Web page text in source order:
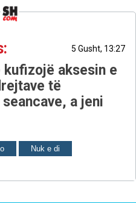
5 Gusht, 13:27
kufizojë aksesin e
të
a jeni
Nuk e di